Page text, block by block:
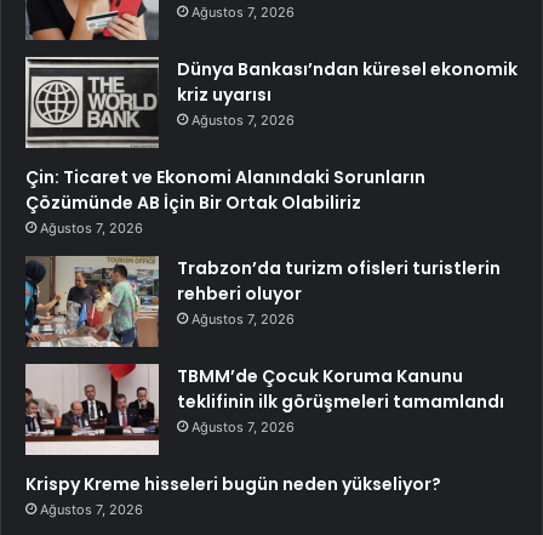
Ağustos 7, 2026
Dünya Bankası’ndan küresel ekonomik
kriz uyarısı
Ağustos 7, 2026
Çin: Ticaret ve Ekonomi Alanındaki Sorunların
Çözümünde AB İçin Bir Ortak Olabiliriz
Ağustos 7, 2026
Trabzon’da turizm ofisleri turistlerin
rehberi oluyor
Ağustos 7, 2026
TBMM’de Çocuk Koruma Kanunu
teklifinin ilk görüşmeleri tamamlandı
Ağustos 7, 2026
Krispy Kreme hisseleri bugün neden yükseliyor?
Ağustos 7, 2026